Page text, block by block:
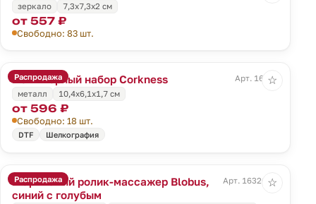
зеркало
7,3x7,3x2 см
от 557 ₽
Свободно: 83 шт.
Распродажа
Маникюрный набор Corkness
Арт. 16514
металл
10,4x6,1x1,7 см
от 596 ₽
Свободно: 18 шт.
DTF Шелкография
☆
Распродажа
Шариковый ролик-массажер Blobus,
синий с голубым
Арт. 16326.40
☆